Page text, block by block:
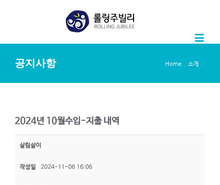
공지사항 Home 소개
2024년 10월수입-지출 내역
살림살이
작성일 2024-11-06 16:06